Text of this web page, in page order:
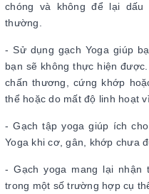
chóng và không để lại
thường.
- Sử dụng gạch Yoga giúp
bạn sẽ không thực hiện
chấn thương, cứng khớp
thể hoặc do mất độ linh hoạt
- Gạch tập yoga giúp ích
Yoga khi cơ, gân, khớp chưa
- Gạch yoga mang lại
trong một số trường hợp cụ